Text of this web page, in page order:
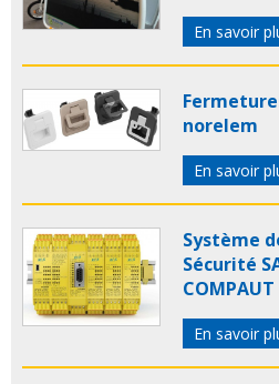
En savoir
norelem
En savoir
Système
Sécurité
COMPAUT
En savoir